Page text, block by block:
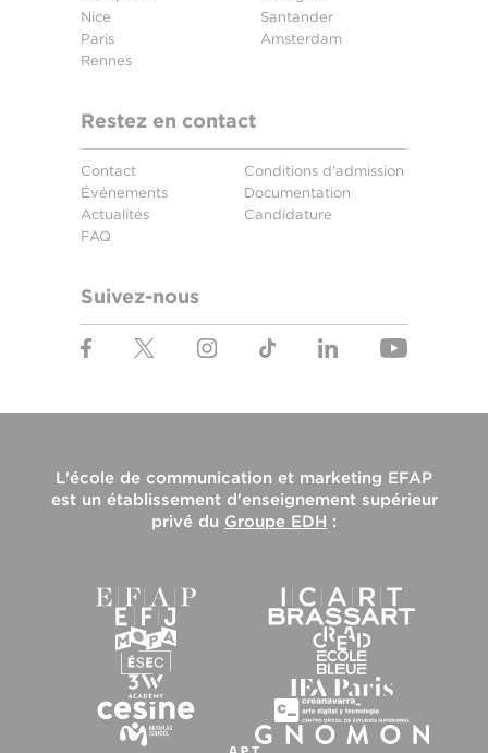
Nice
Paris
Rennes
Santander
Amsterdam
Restez en contact
Contact
Événements
Actualités
FAQ
Conditions d'admission
Documentation
Candidature
Suivez-nous
L'école de communication et marketing EFAP
est un établissement d'enseignement supérieur
privé du Groupe EDH :